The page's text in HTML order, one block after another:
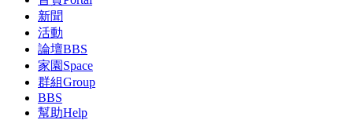
新聞
活動
論壇BBS
家園 Space
群組Group
BBS
幫助Help